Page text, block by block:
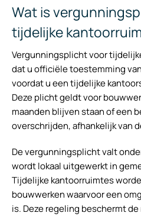
Wat is
tijdelijke
Vergunningsplicht voor
dat u officiële toestemming
voordat u een tijdelijke
Deze plicht geldt voor
maanden blijven staan of een
overschrijden, afhankelijk van
De vergunningsplicht valt
wordt lokaal uitgewerkt in
Tijdelijke kantoorruimtes
bouwwerken waarvoor een
is. Deze regeling beschermt